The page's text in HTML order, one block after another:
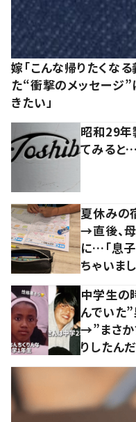
嫁「こんな帰りたくな
た“衝撃のメッセージ”
きたい」
昭和29年
てみると
夏休みの
→直後、
に…「息
ちゃいま
中学生の
んでいた
→”まさか
りしたん